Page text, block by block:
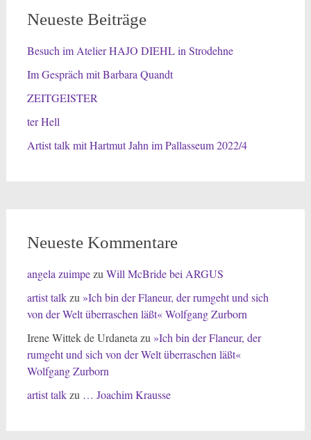
Neueste Beiträge
Besuch im Atelier HAJO DIEHL in Strodehne
Im Gespräch mit Barbara Quandt
ZEITGEISTER
ter Hell
Artist talk mit Hartmut Jahn im Pallasseum 2022/4
Neueste Kommentare
angela zuimpezu Will McBride bei ARGUS
artist talkzu »Ich bin der Flaneur, der rumgeht und sich
von der Welt überraschen läßt« Wolfgang Zurborn
Irene Wittek de Urdaneta zu »Ich bin der Flaneur, der
rumgeht und sich von der Welt überraschen läßt«
Wolfgang Zurborn
artist talkzu … Joachim Krausse